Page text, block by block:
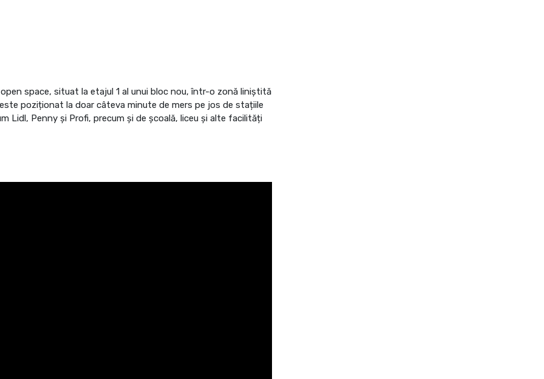
space, situat la etajul 1 al unui bloc nou, într-o zonă liniștită
poziționat la doar câteva minute de mers pe jos de stațiile
Lidl, Penny și Profi, precum și de școală, liceu și alte facilități
plăcut și funcțional. Compartimentarea este practică și
cu bucătărie complet echipată, dormitor matrimonial
fi utilizat atât ca spațiu de relaxare, cât și ca birou sau zonă